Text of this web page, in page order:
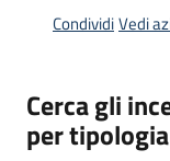
Bandi
Piani
Programmi
CondividiVedi
Cerca gli
per